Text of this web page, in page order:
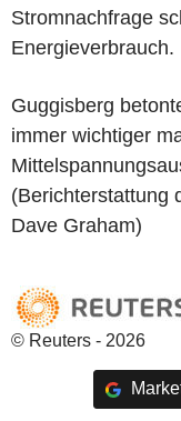
Stromnachfrage
Energieverbrauch.
Guggisberg
immer wichtiger
(Berichterstattung
Dave Graham)
© Reuters - 2026